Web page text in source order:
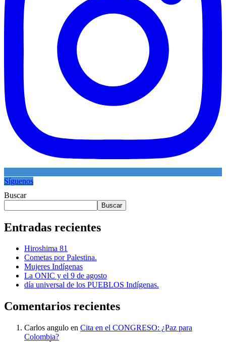
Síguenos
Buscar
Buscar
Entradas recientes
Hiroshima 81
Cometas por Palestina.
Mujeres Indígenas
La ONIC y el 9 de agosto
día universal de los PUEBLOS Indígenas.
Comentarios recientes
Carlos angulo en Cita en el CONGRESO: ¿Paz para
Colombia?